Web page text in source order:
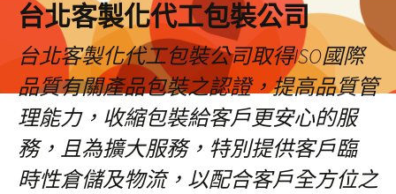
台北客製化代工包裝公司
台北客製化代工包裝公司取得ISO國際
品質有關產品包裝之認證，提高品質管
理能力，收縮包裝給客戶更安心的服
務，且為擴大服務，特別提供客戶臨
時性倉儲及物流，以配合客戶全方位之